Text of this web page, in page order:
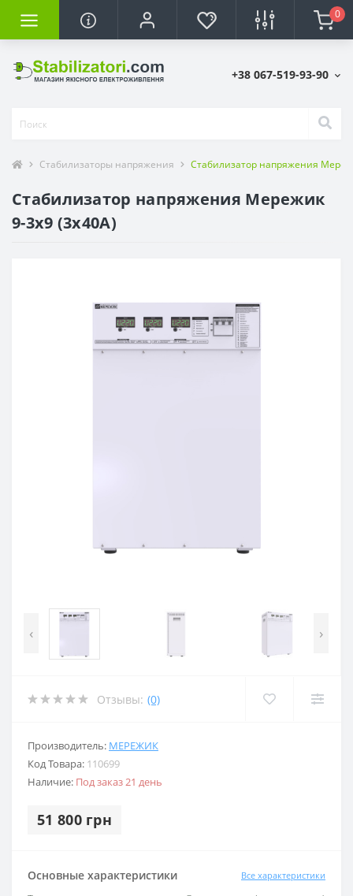
0
+38 067-519-93-90
Стабилизаторы напряжения Стабилизатор напряжения
Стабилизатор напряжения Мережик
9-3х9 (3х40А)
‹ ›
Отзывы: (0)
Производитель: МЕРЕЖИК
Код Товара: 110699
Наличие: Под заказ 21 день
51 800 грн
Основные характеристики Все характеристики